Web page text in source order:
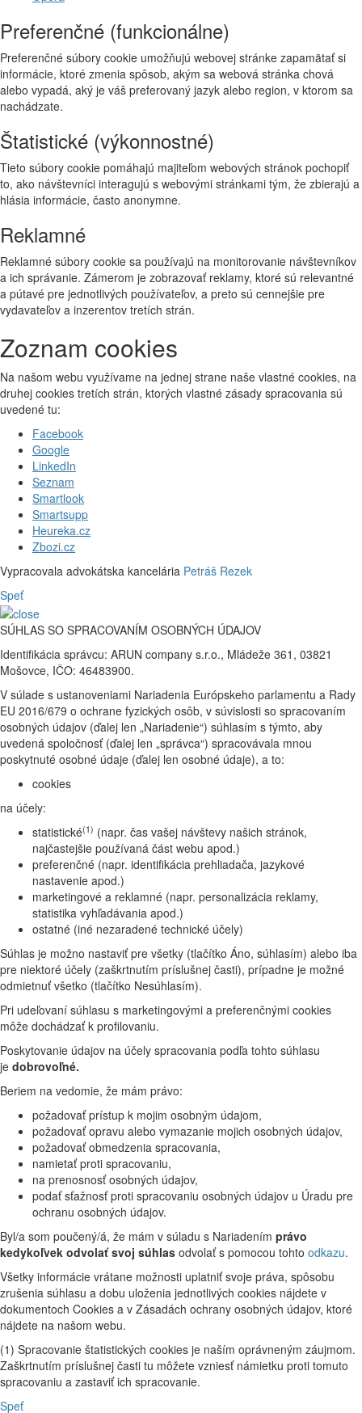
Preferenčné (funkcionálne)
Preferenčné súbory cookie umožňujú webovej stránke zapamätať si
informácie, ktoré zmenia spôsob, akým sa webová stránka chová
alebo vypadá, aký je váš preferovaný jazyk alebo region, v ktorom sa
nachádzate.
Štatistické (výkonnostné)
Tieto súbory cookie pomáhajú majiteľom webových stránok pochopiť
to, ako návštevníci interagujú s webovými stránkami tým, že zbierajú a
hlásia informácie, často anonymne.
Reklamné
Reklamné súbory cookie sa používajú na monitorovanie návštevníkov
a ich správanie. Zámerom je zobrazovať reklamy, ktoré sú relevantné
a pútavé pre jednotlivých používateľov, a preto sú cennejšie pre
vydavateľov a inzerentov tretích strán.
Zoznam cookies
Na našom webu využívame na jednej strane naše vlastné cookies, na
druhej cookies tretích strán, ktorých vlastné zásady spracovania sú
uvedené tu:
Facebook
Google
LinkedIn
Seznam
Smartlook
Smartsupp
Heureka.cz
Zbozi.cz
Vypracovala advokátska kancelária Petráš Rezek
Speť
SÚHLAS SO SPRACOVANÍM OSOBNÝCH ÚDAJOV
Identifikácia správcu: ARUN company s.r.o., Mládeže 361, 03821
Mošovce, IČO: 46483900.
V súlade s ustanoveniami Nariadenia Európskeho parlamentu a Rady
EU 2016/679 o ochrane fyzických osôb, v súvislosti so spracovaním
osobných údajov (ďalej len „Nariadenie“) súhlasím s týmto, aby
uvedená spoločnosť (ďalej len „správca“) spracovávala mnou
poskytnuté osobné údaje (ďalej len osobné údaje), a to:
cookies
na účely:
statistické(1) (napr. čas vašej návštevy našich stránok,
najčastejšie používaná část webu apod.)
preferenčné (napr. identifikácia prehliadača, jazykové
nastavenie apod.)
marketingové a reklamné (napr. personalizácia reklamy,
statistika vyhľadávania apod.)
ostatné (iné nezaradené technické účely)
Súhlas je možno nastaviť pre všetky (tlačítko Áno, súhlasím) alebo iba
pre niektoré účely (zaškrtnutím príslušnej časti), prípadne je možné
odmietnuť všetko (tlačítko Nesúhlasím).
Pri udeľovaní súhlasu s marketingovými a preferenčnými cookies
môže dochádzať k profilovaniu.
Poskytovanie údajov na účely spracovania podľa tohto súhlasu
je dobrovoľné.
Beriem na vedomie, že mám právo:
požadovať prístup k mojim osobným údajom,
požadovať opravu alebo vymazanie mojich osobných údajov,
požadovať obmedzenia spracovania,
namietať proti spracovaniu,
na prenosnosť osobných údajov,
podať sťažnosť proti spracovaniu osobných údajov u Úradu pre
ochranu osobných údajov.
Byl/a som poučený/á, že mám v súladu s Nariadením právo
kedykoľvek odvolať svoj súhlas odvolať s pomocou tohto odkazu.
Všetky informácie vrátane možnosti uplatniť svoje práva, spôsobu
zrušenia súhlasu a dobu uloženia jednotlivých cookies nájdete v
dokumentoch Cookies a v Zásadách ochrany osobných údajov, ktoré
nájdete na našom webu.
(1) Spracovanie štatistických cookies je naším oprávneným záujmom.
Zaškrtnutím príslušnej časti tu môžete vzniesť námietku proti tomuto
spracovaniu a zastaviť ich spracovanie.
Speť